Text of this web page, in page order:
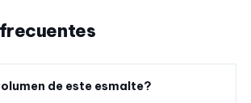
de este esmalte?